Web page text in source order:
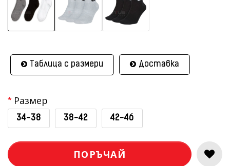
Таблица с размери Доставка
Размер
34-38 38-42 42-46
ПОРЪЧАЙ